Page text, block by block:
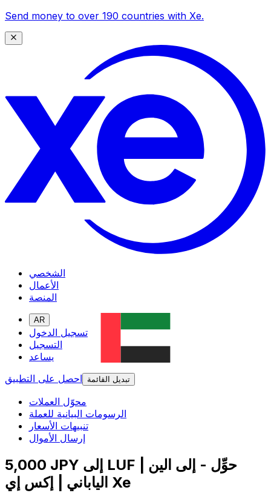
Send money to over 190 countries with Xe.
الشخصي
الأعمال
المنصة
AR
تسجيل الدخول
التسجيل
يساعد
احصل على التطبيق
تبديل القائمة
محوّل العملات
الرسومات البيانية للعملة
تنبيهات الأسعار
إرسال الأموال
5,000 JPY إلى LUF | حوِّل - إلى الين
الياباني | إكس إي Xe